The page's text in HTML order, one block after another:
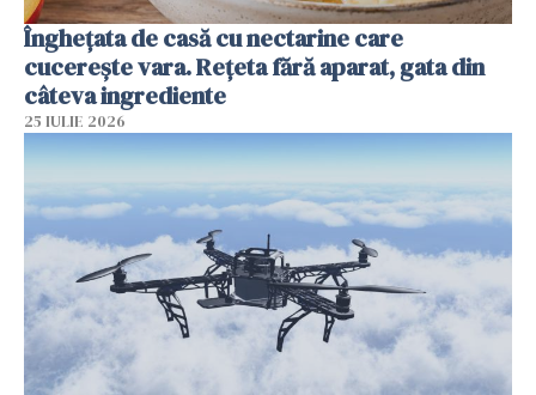
Înghețata de casă cu nectarine care
cucerește vara. Rețeta fără aparat, gata din
câteva ingrediente
25 IULIE 2026